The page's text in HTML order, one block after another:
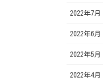
2022年7月
2022年6月
2022年5月
2022年4月